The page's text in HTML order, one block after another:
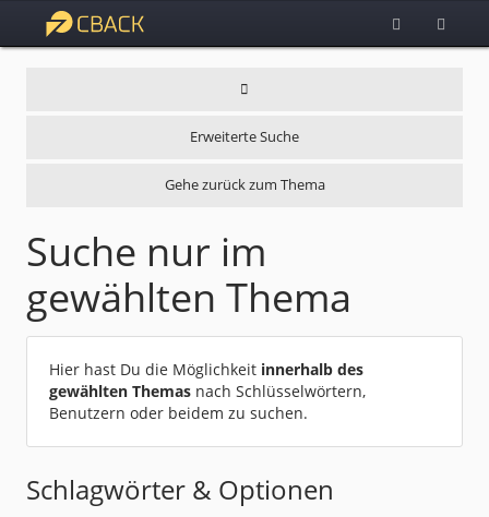
Erweiterte Suche
Gehe zurück zum Thema
Suche nur im
gewählten Thema
Hier hast Du die Möglichkeit innerhalb des
gewählten Themas nach Schlüsselwörtern,
Benutzern oder beidem zu suchen.
Schlagwörter & Optionen